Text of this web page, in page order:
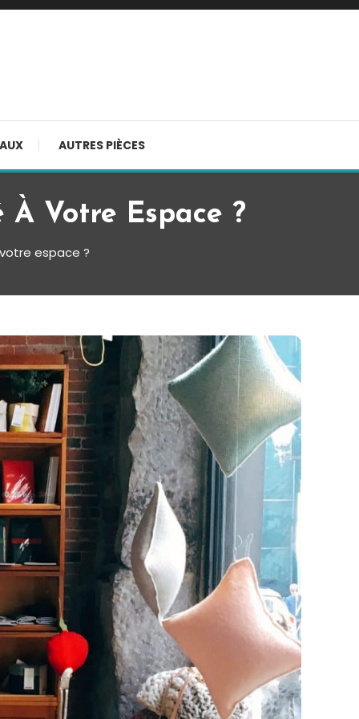
AUTRES PIÈCES
Votre Espace ?
espace ?